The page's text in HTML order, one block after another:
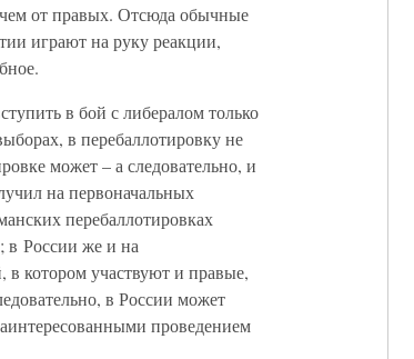
чем от правых. Отсюда обычные
играют на руку реакции,
в бой с либералом только
в перебаллотировку не
может – а следовательно, и
на первоначальных
перебаллотировках
в России же и на
в котором участвуют и правые,
в России может
проведением